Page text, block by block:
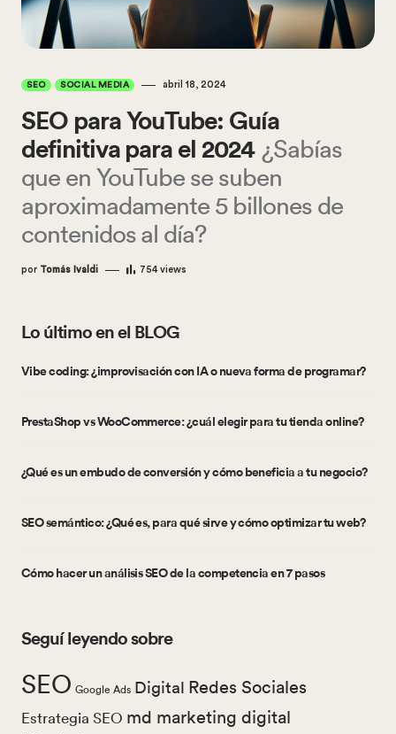
SEO SOCIAL MEDIA abril 18, 2024
SEO para YouTube: Guía
definitiva para el 2024 ¿Sabías
que en YouTube se suben
aproximadamente 5 billones de
contenidos al día?
por Tomás Ivaldi 754views
Lo último en el BLOG
Vibe coding: ¿improvisación con IA o nueva forma de programar?
PrestaShop vs WooCommerce: ¿cuál elegir para tu tienda online?
¿Qué es un embudo de conversión y cómo beneficia a tu negocio?
SEO semántico: ¿Qué es, para qué sirve y cómo optimizar tu web?
Cómo hacer un análisis SEO de la competencia en 7 pasos
Seguí leyendo sobre
SEO Google Ads Digital Redes Sociales
Estrategia SEO md marketing digital